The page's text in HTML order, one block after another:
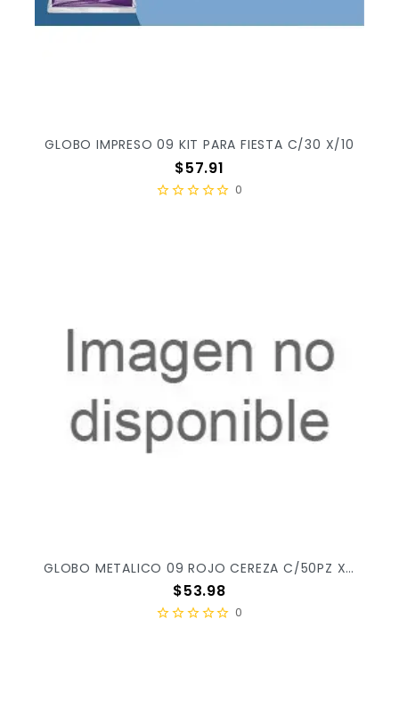
GLOBO IMPRESO 09 KIT PARA FIESTA C/30 X/10
Precio
$57.91
0
GLOBO METALICO 09 ROJO CEREZA C/50PZ X/100
Precio
$53.98
0